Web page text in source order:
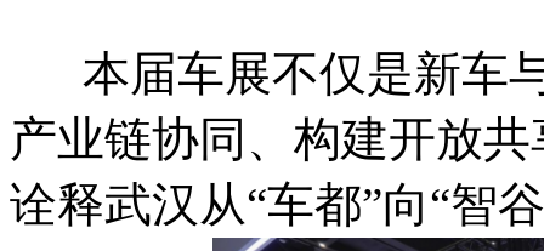
本届车展不仅是新车
产业链协同、构建开放
诠释武汉从“车都”向“智